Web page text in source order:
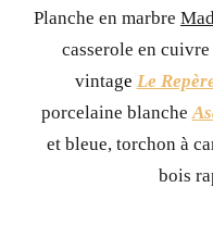
Planche en marbre
casserole en cuivre
vintage Le
porcelaine blanche
et bleue, torchon à
bois